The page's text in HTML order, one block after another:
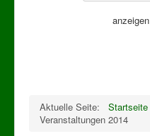
anzeigen
Aktuelle Seite:
Startseite
Veranstaltungen 2014